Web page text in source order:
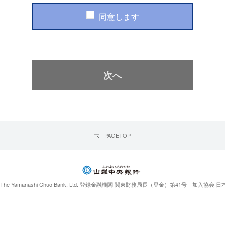
同意します
PAGETOP
Yamanashi Chuo Bank, Ltd. 登録金融機関 関東財務局長（登金）第41号 加入協会 日